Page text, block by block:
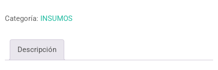
Categoría: INSUMOS
Descripción